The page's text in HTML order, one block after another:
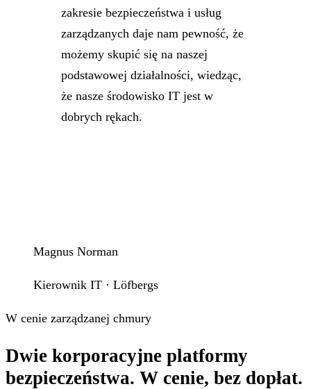
zakresie bezpieczeństwa i usług
zarządzanych daje nam pewność, że
możemy skupić się na naszej
podstawowej działalności, wiedząc,
że nasze środowisko IT jest w
dobrych rękach.
Magnus Norman
Kierownik IT · Löfbergs
W cenie zarządzanej chmury
Dwie korporacyjne platformy
bezpieczeństwa. W cenie, bez dopłat.